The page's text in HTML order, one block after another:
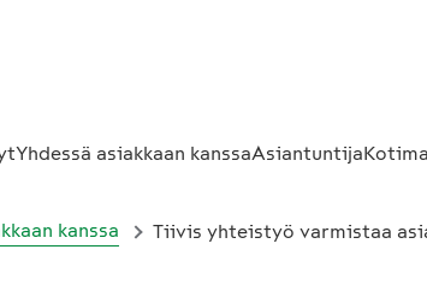
Yhdessä asiakkaan kanssaAsiantuntija
kanssa Tiivis yhteistyö varmistaa